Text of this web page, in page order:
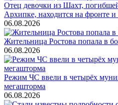
Отец девочки из Шахт,
Архипке, находится на фронте и
06.08.2026
Жительница Ростова попала в
06.08.2026
Режим ЧС ввели в четырёх
мегашторма
06.08.2026